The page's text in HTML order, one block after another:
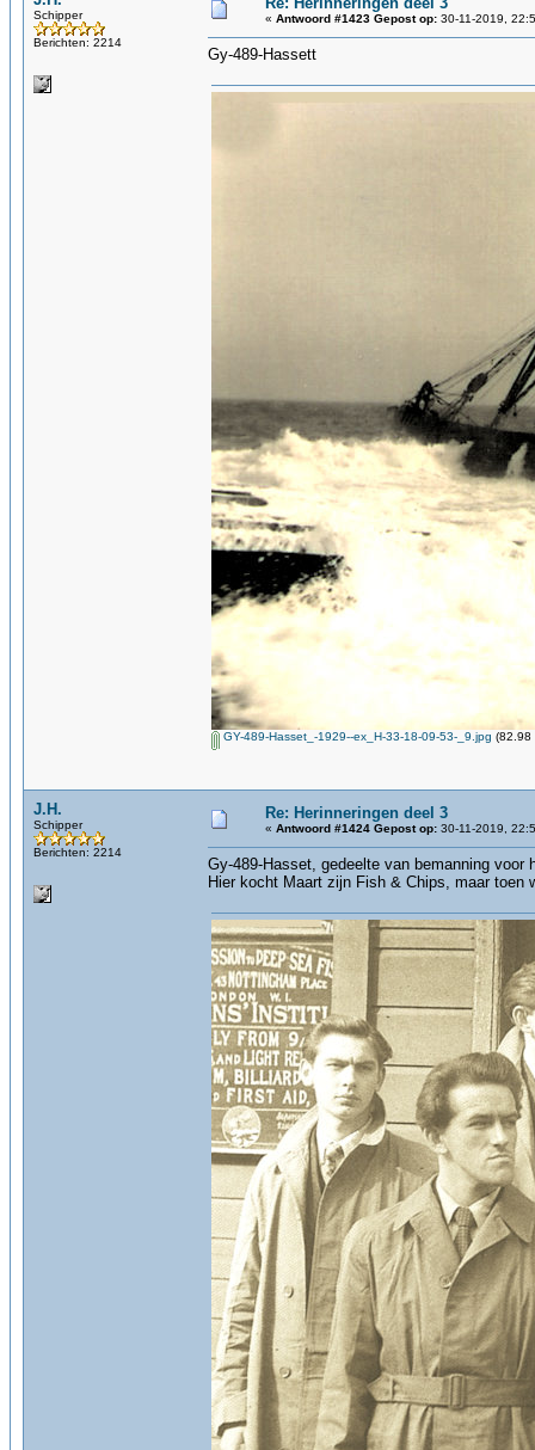
Schipper
Berichten: 2214
« Antwoord #1423 Gepost op: 30-11-2019,
Gy-489-Hassett
GY-489-Hasset_-1929--ex_H-33-18-09-53-_9.jpg (82.98
J.H.
Schipper
Berichten: 2214
Re: Herinneringen deel 3
« Antwoord #1424 Gepost op: 30-11-2019,
Gy-489-Hasset, gedeelte van bemanning
Hier kocht Maart zijn Fish & Chips, maar toen